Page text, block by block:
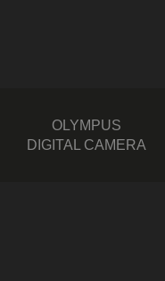
OLYMPUS
DIGITAL CAMERA